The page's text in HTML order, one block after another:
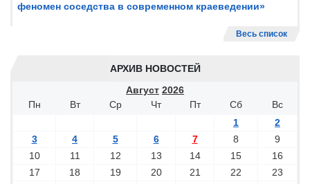
феномен соседства в современном краеведении»
Весь список
АРХИВ НОВОСТЕЙ
Август 2026
Пн
Вт Ср Чт Пт Сб
Вс
1
2
3
4 5 6 7 8
9
10
11 12 13 14 15
16
17
18 19 20 21 22
23